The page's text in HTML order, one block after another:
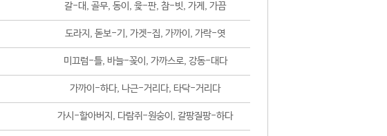
갈-대, 골무, 동이, 윷-판, 참-빗, 가게, 가끔
도라지, 돋보-기, 가겟-집, 가까이, 가락-엿
미끄럼-틀, 바늘-꽂이, 가까스로, 강동-대다
가까이-하다, 나근-거리다, 타닥-거리다
가시-할아버지, 다람쥐-원숭이, 갈팡질팡-하다